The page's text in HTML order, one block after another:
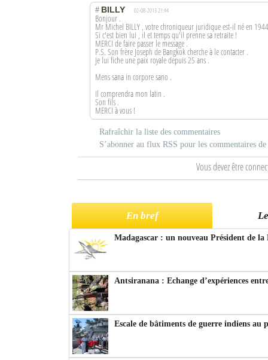
# BILLY 02-08-2013 21:44
Bonjour .
Mr Michel BILLY , votre chroniqueur juridique est-il né en
Si c'est bien lui , il et temps qu'il prenne sa retraite !
MERCI de faire passer le message .
P.S. Son frère Joseph de Bangkok cherche à le contacter .
Je lui fiche une paix royale depuis 25 ans .
Mens sana in corpore sano .
Il comprendra mon latin .
Son fils .
MERCI à vous !
Rafraîchir la liste des commentaires
S’abonner au flux RSS pour les commentaires
Vous devez être
En bref
Madagascar : un nouveau Président de
Antsiranana : Echange d’expériences
Escale de bâtiments de guerre indiens au